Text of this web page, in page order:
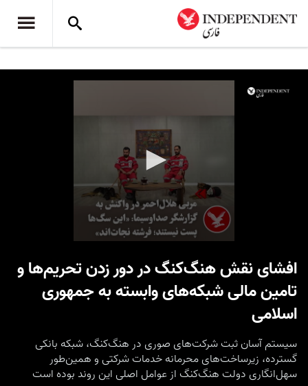
of
minute,
افشای نقش هنگ‌کنگ در دور زدن تحریم‌ها و
تامین مالی شبکه‌های وابسته به جمهوری
اسلامی
سیستم آسان ثبت شرکت‌های صوری در هنگ‌کنگ، شبکه بانکی
گسترده، زیرساخت‌های محرمانه خدمات شرکتی و همین‌طور
سهل‌انگاری دولت هنگ‌کنگ از عوامل اصلی این روند بوده است